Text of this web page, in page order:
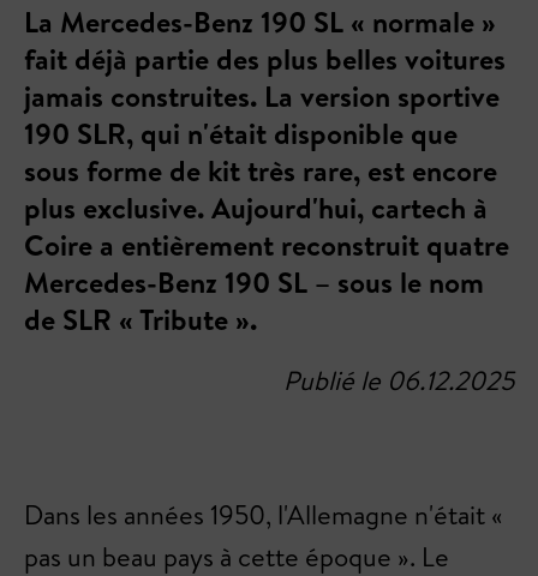
La Mercedes-Benz 190 SL « normale »
fait déjà partie des plus belles voitures
jamais construites. La version sportive
190 SLR, qui n'était disponible que
sous forme de kit très rare, est encore
plus exclusive. Aujourd'hui, cartech à
Coire a entièrement reconstruit quatre
Mercedes-Benz 190 SL – sous le nom
de SLR « Tribute ».
Publié le 06.12.2025
Dans les années 1950, l'Allemagne n'était «
pas un beau pays à cette époque ». Le